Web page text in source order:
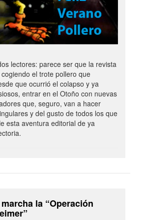
lectores: parece ser que la revista
el trote pollero que
que ocurrió el colapso y ya
entrar en el Otoño con nuevas
que, seguro, van a hacer
y del gusto de todos los que
esta aventura editorial de ya
la “Operación